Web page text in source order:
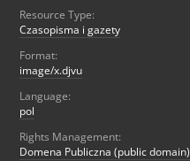
Resource Type:
Czasopisma i gazety
Format:
image/x.djvu
Language:
pol
Rights Management:
Domena Publiczna (public domain)